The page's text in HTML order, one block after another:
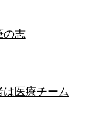
の志
は医療チーム